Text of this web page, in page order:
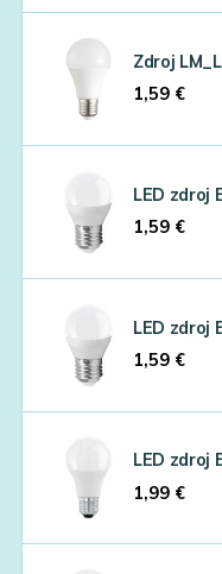
Zdroj
1,59 €
LED zdroj
1,59 €
LED zdroj
1,59 €
LED zdroj
1,99 €